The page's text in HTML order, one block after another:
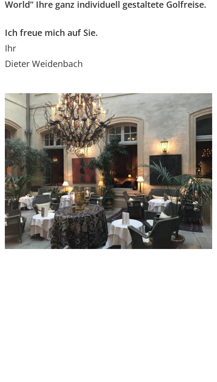
World“ Ihre ganz individuell gestaltete Golfreise.
Ich freue mich auf Sie.
Ihr
Dieter Weidenbach